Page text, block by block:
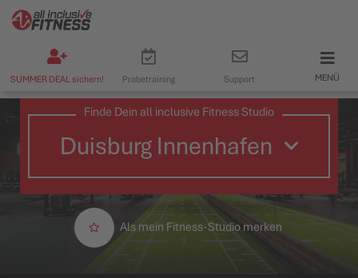
SUMMER DEAL sichern! Probetraining Support MENÜ
Finde Dein all inclusive Fitness Studio
Als mein Fitness-Studio merken